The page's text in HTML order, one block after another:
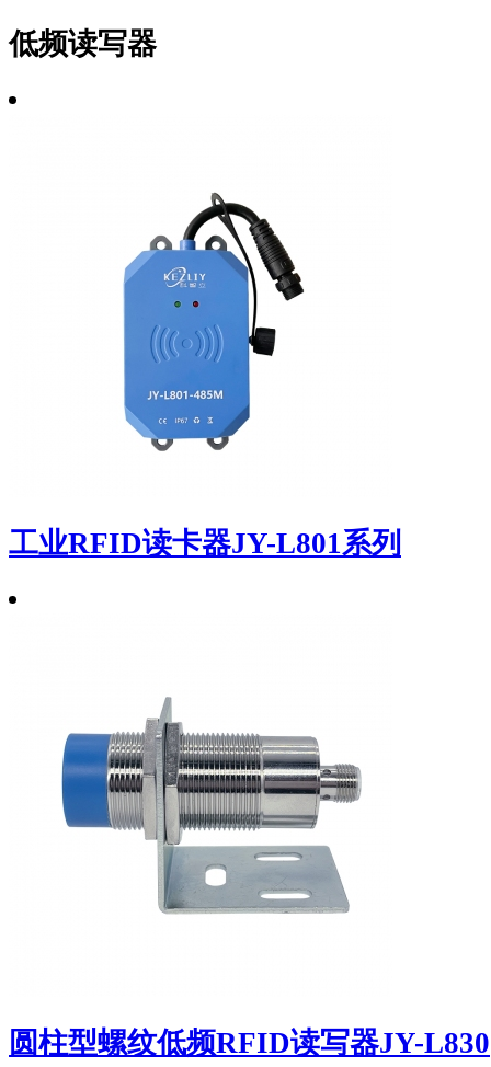
低频读写器
工业RFID读卡器JY-L801系列
圆柱型螺纹低频RFID读写器JY-L830